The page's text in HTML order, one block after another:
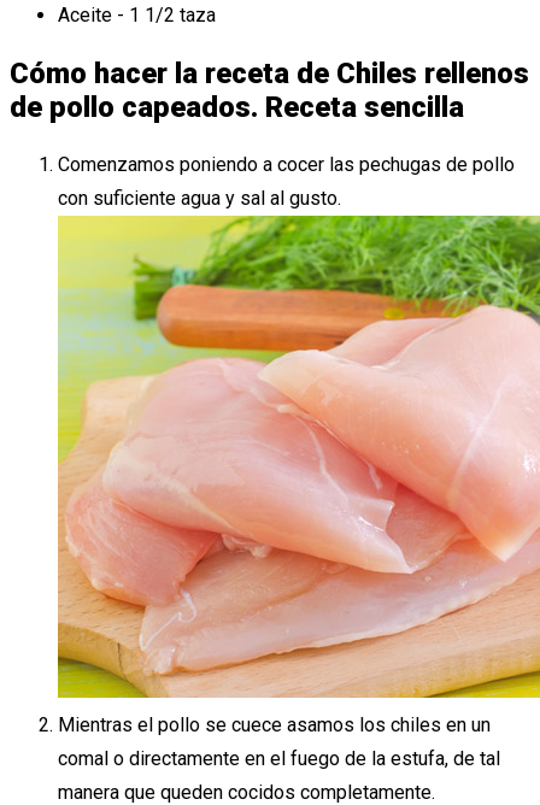
Aceite - 1 1/2 taza
Cómo hacer la receta de Chiles rellenos
de pollo capeados. Receta sencilla
Comenzamos poniendo a cocer las pechugas de pollo
con suficiente agua y sal al gusto.
Mientras el pollo se cuece asamos los chiles en un
comal o directamente en el fuego de la estufa, de tal
manera que queden cocidos completamente.